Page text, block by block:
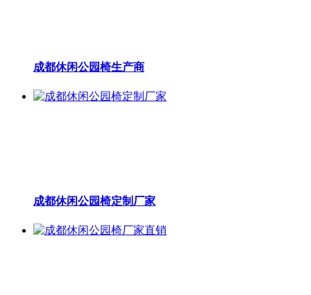
成都休闲公园椅生产商
成都休闲公园椅定制厂家